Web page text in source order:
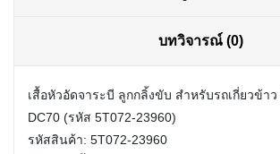
บทวิจารณ์ (0)
เสื้อหัวอัดจาระบี ลูกกลิ้งขับ สำหรับรถเกี่ยวข้าว
DC70 (รหัส 5T072-23960)
รหัสสินค้า: 5T072-23960